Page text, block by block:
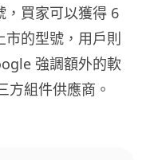
，買家可以獲得 6
的型號，用戶則
強調額外的軟
方組件供應商。